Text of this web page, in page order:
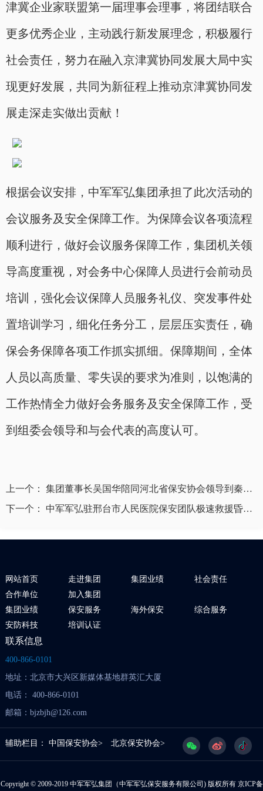
津冀企业家联盟第一届理事会理事，将团结联合
更多优秀企业，主动践行新发展理念，积极履行
社会责任，努力在融入京津冀协同发展大局中实
现更好发展，共同为新征程上推动京津冀协同发
展走深走实做出贡献！
根据会议安排，中军军弘集团承担了此次活动的
会议服务及安全保障工作。为保障会议各项流程
顺利进行，做好会议服务保障工作，集团机关领
导高度重视，对会务中心保障人员进行会前动员
培训，强化会议保障人员服务礼仪、突发事件处
置培训学习，细化任务分工，层层压实责任，确
保会务保障各项工作抓实抓细。保障期间，全体
人员以高质量、零失误的要求为准则，以饱满的
工作热情全力做好会务服务及安全保障工作，受
到组委会领导和与会代表的高度认可。
上一个： 集团董事长吴国华陪同河北省保安协会领导到秦皇岛分公司考察调研
下一个： 中军军弘驻邢台市人民医院保安团队极速救援昏迷倒地患者转危为安
网站首页 走进集团 集团业绩
社会责任
合作单位
加入集团
集团业绩
保安服务 海外保安
综合服务
安防科技
培训认证
联系信息
400-866-0101
地址：北京市大兴区新媒体基地群英汇大厦
电话： 400-866-0101
邮箱：bjzbjh@126.com
辅助栏目： 中国保安协会> 北京保安协会>
Copyright © 2009-2019 中军军弘集团（中军军弘保安服务有限公司) 版权所有 京ICP备